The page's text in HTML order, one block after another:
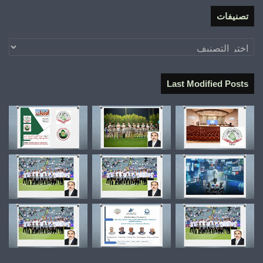
تصنيفات
تصنيفات
Last Modified Posts